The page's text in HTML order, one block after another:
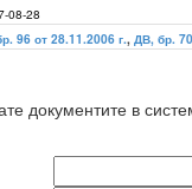
08-28
96 от 28.11.2006 г., ДВ, бр.
документите в